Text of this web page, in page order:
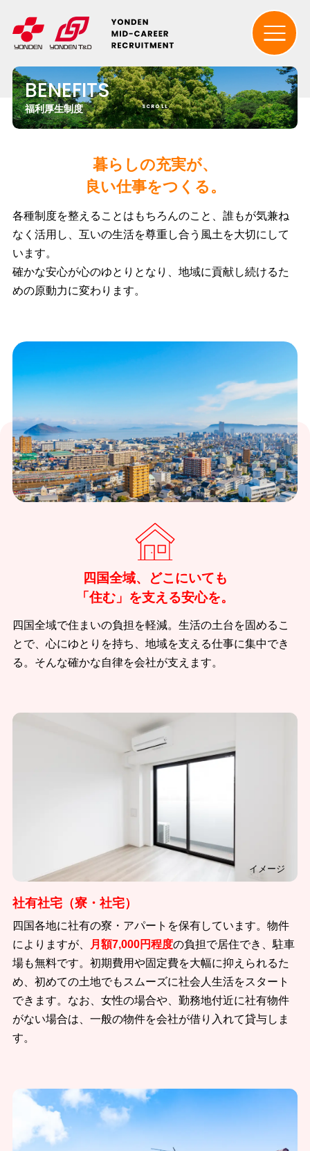
BENEFITS
福利厚生制度 SCROLL
暮らしの充実が、
良い仕事をつくる。
各種制度を整えることはもちろんのこと、誰もが気兼ね
なく活用し、互いの生活を尊重し合う風土を大切にして
います。
確かな安心が心のゆとりとなり、地域に貢献し続けるた
めの原動力に変わります。
四国全域、どこにいても
「住む」を支える安心を。
四国全域で住まいの負担を軽減。生活の土台を固めるこ
とで、心にゆとりを持ち、地域を支える仕事に集中でき
る。そんな確かな自律を会社が支えます。
イメージ
社有社宅（寮・社宅）
四国各地に社有の寮・アパートを保有しています。物件
によりますが、
月額7,000円程度の負担で居住でき、駐車
場も無料です。初期費用や固定費を大幅に抑えられるた
め、初めての土地でもスムーズに社会人生活をスタート
できます。なお、女性の場合や、勤務地付近に社有物件
がない場合は、一般の物件を会社が借り入れて貸与しま
す。